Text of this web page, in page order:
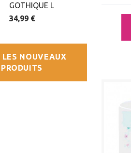
GOTHIQUE L
34,99 €
LES NOUVEAUX
PRODUITS